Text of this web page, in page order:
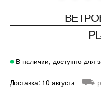
В наличии, доступно для
Доставка: 10 августа ⛟